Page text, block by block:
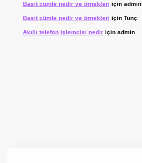
Basit cümle nedir ve örnekleri için admin
Basit cümle nedir ve örnekleri için Tunç
Akıllı telefon işlemcisi nediriçin admin